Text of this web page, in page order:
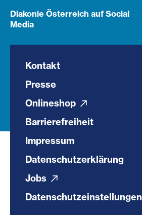
Diakonie Österreich auf Social
Media
Kontakt
Presse
Onlineshop
Barrierefreiheit
Impressum
Datenschutzerklärung
Jobs
Datenschutzeinstellungen